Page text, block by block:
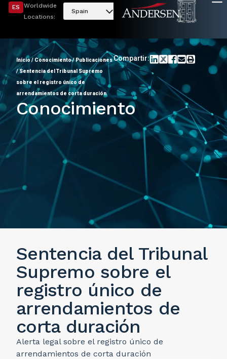
ES
Worldwide
Locations:
Spain
Inicio/ Conocimiento/Publicaciones
/Sentencia del Tribunal Supremo
sobre el registro único de
arrendamientos de corta duración
Compartir:
Conocimiento
Sentencia del Tribunal
Supremo sobre el
registro único de
arrendamientos de
corta duración
Alerta legal sobre el registro único de
arrendamientos de corta duración